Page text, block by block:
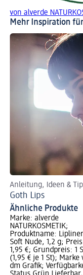
von alverde
Mehr Inspiration
Anleitung, Ideen &
Goth Lips
Ähnliche Produkte
Marke: alverde
NATURKOSMETIK;
Produktname:
Soft Nude, 1,2 g;
1,95 €; Grundpreis: 1
(1,95 € je 1 St); Marke
dm Grafik;